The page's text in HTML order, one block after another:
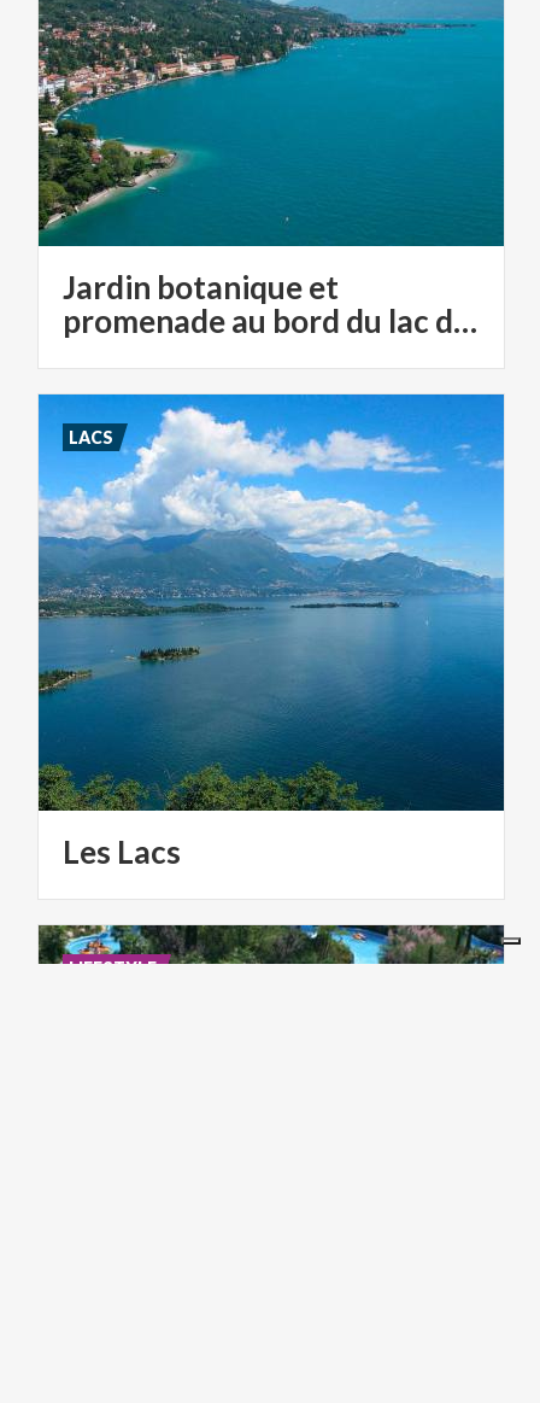
Jardin botanique et
promenade au bord du lac du a Gardone Riviera
Les Lacs
LACS
LIFESTYLE